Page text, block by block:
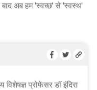
अब हम 'स्वच्छ' से 'स्वस्थ'
विशेषज्ञ प्रोफेसर डॉ इंदिरा